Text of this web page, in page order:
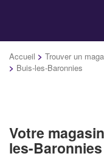
Accueil > Trouver un
> Buis-les-Baronnies
Votre
les-Baronnies